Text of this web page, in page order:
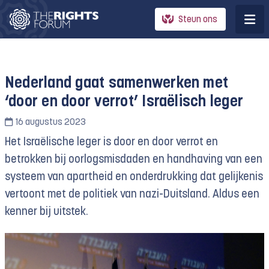
Steun ons
Nederland gaat samenwerken met
‘door en door verrot’ Israëlisch leger
16 augustus 2023
Het Israëlische leger is door en door verrot en
betrokken bij oorlogsmisdaden en handhaving van een
systeem van apartheid en onderdrukking dat gelijkenis
vertoont met de politiek van nazi-Duitsland. Aldus een
kenner bij uitstek.